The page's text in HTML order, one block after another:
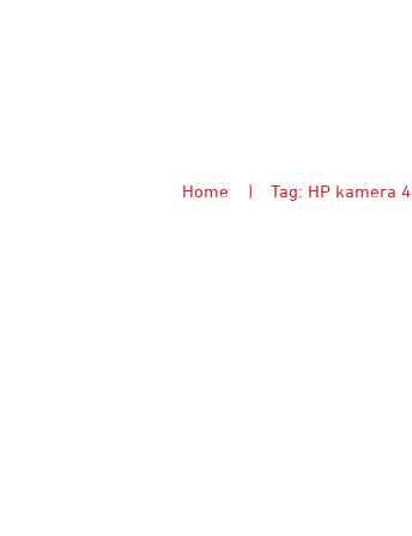
Home Tag: HP kamera 4